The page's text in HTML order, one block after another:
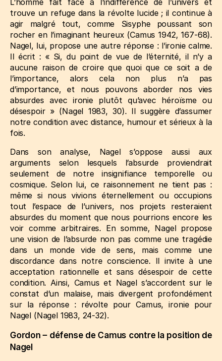
trouve un refuge dans la révolte lucide ; il continue à
agir malgré tout, comme Sisyphe poussant son
rocher en l’imaginant heureux (Camus 1942, 167‑68).
Nagel, lui, propose une autre réponse : l’ironie calme.
Il écrit : « Si, du point de vue de l’éternité, il n’y a
aucune raison de croire que quoi que ce soit a de
l’importance, alors cela non plus n’a pas
d’importance, et nous pouvons aborder nos vies
absurdes avec ironie plutôt qu’avec héroïsme ou
désespoir » (Nagel 1983, 30). Il suggère d’assumer
notre condition avec distance, humour et sérieux à la
fois.
Dans son analyse, Nagel s’oppose aussi aux
arguments selon lesquels l’absurde proviendrait
seulement de notre insignifiance temporelle ou
cosmique. Selon lui, ce raisonnement ne tient pas :
même si nous vivions éternellement ou occupions
tout l’espace de l’univers, nos projets resteraient
absurdes du moment que nous pourrions encore les
voir comme arbitraires. En somme, Nagel propose
une vision de l’absurde non pas comme une tragédie
dans un monde vide de sens, mais comme une
discordance dans notre conscience. Il invite à une
acceptation rationnelle et sans désespoir de cette
condition. Ainsi, Camus et Nagel s’accordent sur le
constat d’un malaise, mais divergent profondément
sur la réponse : révolte pour Camus, ironie pour
Nagel (Nagel 1983, 24‑32).
Gordon – défense de Camus contre la position de
Nagel